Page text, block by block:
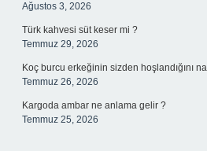
Ağustos 3, 2026
Türk kahvesi süt keser mi ?
Temmuz 29, 2026
Koç burcu erkeğinin sizden hoşlandığını
Temmuz 26, 2026
Kargoda ambar ne anlama gelir ?
Temmuz 25, 2026